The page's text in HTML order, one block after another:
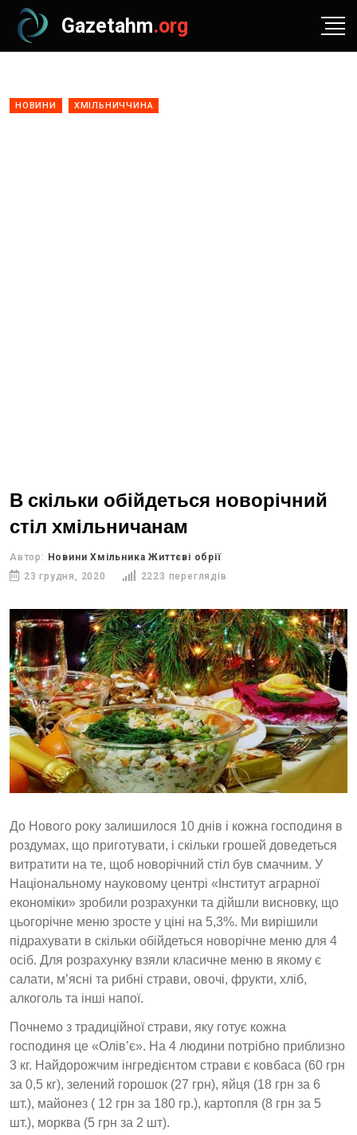
Gazetahm.org
НОВИНИ ХМІЛЬНИЧЧИНА
В скільки обійдеться новорічний
стіл хмільничанам
Автор: Новини Хмільника Життєві обрії
23 грудня, 2020
2223 переглядів
До Нового року залишилося 10 днів і кожна господиня в
роздумах, що приготувати, і скільки грошей доведеться
витратити на те, щоб новорічний стіл був смачним. У
Національному науковому центрі «Інститут аграрної
економіки» зробили розрахунки та дійшли висновку, що
цьогорічне меню зросте у ціні на 5,3%. Ми вирішили
підрахувати в скільки обійдеться новорічне меню для 4
осіб. Для розрахунку взяли класичне меню в якому є
салати, м’ясні та рибні страви, овочі, фрукти, хліб,
алкоголь та інші напої.
Почнемо з традиційної страви, яку готує кожна
господиня це «Олів’є». На 4 людини потрібно приблизно
3 кг. Найдорожчим інгредієнтом страви є ковбаса (60 грн
за 0,5 кг), зелений горошок (27 грн), яйця (18 грн за 6
шт.), майонез ( 12 грн за 180 гр.), картопля (8 грн за 5
шт.), морква (5 грн за 2 шт).